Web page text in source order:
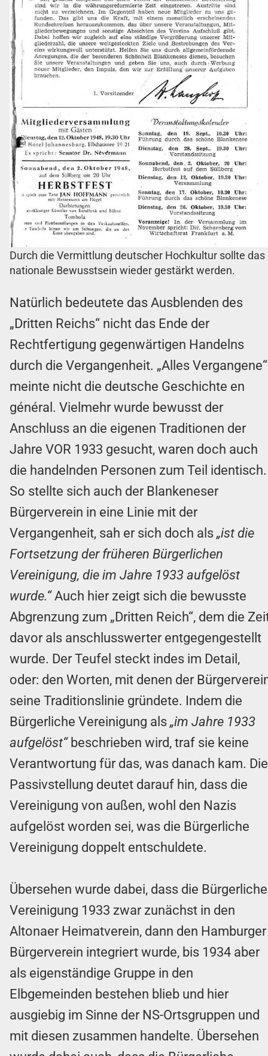
Durch die Vermittlung deutscher Hochkultur sollte das
nationale Bewusstsein wieder gestärkt werden.
Natürlich bedeutete das Ausblenden des
„Dritten Reichs“ nicht das Ende der
Rechtfertigung gegenwärtigen Handelns
durch die Vergangenheit. „Alles Vergangene“
meinte nicht die deutsche Geschichte en
général. Vielmehr wurde bewusst der
Anschluss an die eigenen Traditionen der
Jahre VOR 1933 gesucht, waren doch auch
die handelnden Personen zum Teil identisch.
So stellte sich auch der Blankeneser
Bürgerverein in eine Linie mit der
Vergangenheit, sah er sich doch als „ist die
Fortsetzung der früheren Bürgerlichen
Vereinigung, die im Jahre 1933 aufgelöst
wurde.“Auch hier zeigt sich die bewusste
Abgrenzung zum „Dritten Reich“, dem die
davor als anschlusswerter entgegengestellt
wurde. Der Teufel steckt indes im Detail,
oder: den Worten, mit denen der
seine Traditionslinie gründete. Indem die
Bürgerliche Vereinigung als „im Jahre 1933
aufgelöst“beschrieben wird, traf sie keine
Verantwortung für das, was danach kam. Die
Passivstellung deutet darauf hin, dass die
Vereinigung von außen, wohl den Nazis
aufgelöst worden sei, was die Bürgerliche
Vereinigung doppelt entschuldete.
Übersehen wurde dabei, dass die Bürgerliche
Vereinigung 1933 zwar zunächst in den
Altonaer Heimatverein, dann den Hamburger
Bürgerverein integriert wurde, bis 1934 aber
als eigenständige Gruppe in den
Elbgemeinden bestehen blieb und hier
ausgiebig im Sinne der NS-Ortsgruppen und
mit diesen zusammen handelte. Übersehen